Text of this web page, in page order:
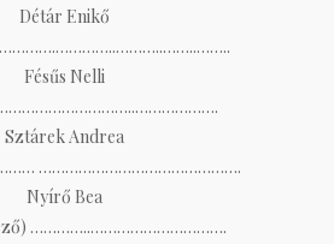
Détár Enikő
Fésűs Nelli
Sztárek Andrea
……………………………………….
Nyírő Bea
…………..………………………….